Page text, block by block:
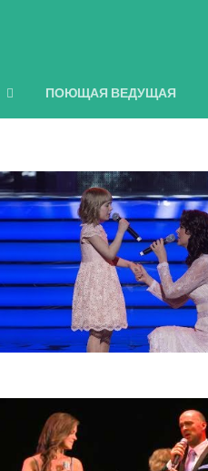
ПОЮЩАЯ ВЕДУЩАЯ